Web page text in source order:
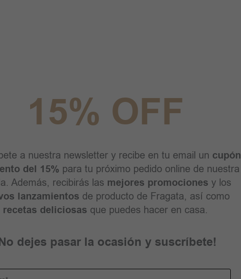
15% OFF
a nuestra newsletter y recibe en tu email un cupón
del 15% para tu próximo pedido online de nuestra
Además, recibirás las mejores promociones y los
lanzamientos de producto de Fragata, así como
recetas deliciosas que puedes hacer en casa.
dejes pasar la ocasión y suscríbete!